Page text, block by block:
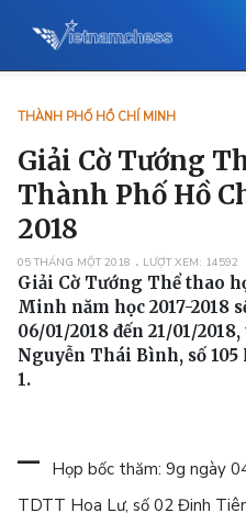
THÀNH PHỐ HỒ CHÍ MINH
Giải Cờ Tướng
Thành Phố Hồ
2018
05 THÁNG MỘT 2018 LƯỢT XEM: 14592
Giải Cờ Tướng Thể thao
Minh năm học 2017-2018
06/01/2018 đến 21/01/
Nguyễn Thái Bình, số
1.
– Họp bốc thăm: 9g ngày
TDTT Hoa Lư, số 02 Đinh